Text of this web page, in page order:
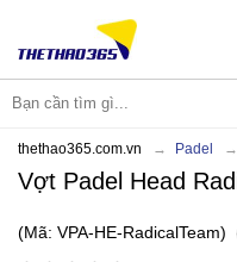
thethao365.com.vn Padel
Vợt Padel Head
(Mã: VPA-HE-RadicalTeam)